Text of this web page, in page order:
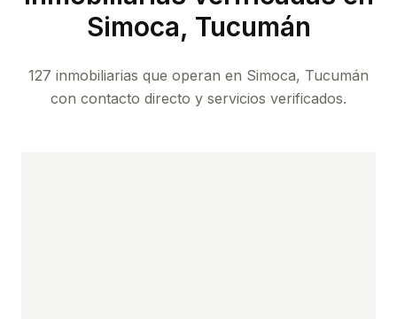
Simoca, Tucumán
127 inmobiliarias que operan en Simoca, Tucumán
con contacto directo y servicios verificados.